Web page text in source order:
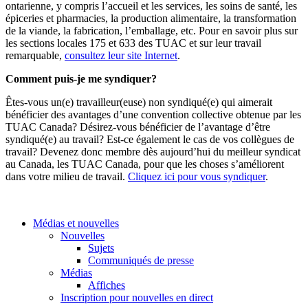
ontarienne, y compris l’accueil et les services, les soins de santé, les
épiceries et pharmacies, la production alimentaire, la transformation
de la viande, la fabrication, l’emballage, etc. Pour en savoir plus sur
les sections locales 175 et 633 des TUAC et sur leur travail
remarquable, consultez leur site Internet.
Comment puis-je me syndiquer?
Êtes-vous un(e) travailleur(euse) non syndiqué(e) qui aimerait
bénéficier des avantages d’une convention collective obtenue par les
TUAC Canada? Désirez-vous bénéficier de l’avantage d’être
syndiqué(e) au travail? Est-ce également le cas de vos collègues de
travail? Devenez donc membre dès aujourd’hui du meilleur syndicat
au Canada, les TUAC Canada, pour que les choses s’améliorent
dans votre milieu de travail. Cliquez ici pour vous syndiquer.
Médias et nouvelles
Nouvelles
Sujets
Communiqués de presse
Médias
Affiches
Inscription pour nouvelles en direct